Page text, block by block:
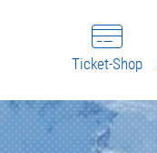
Ticket-Shop